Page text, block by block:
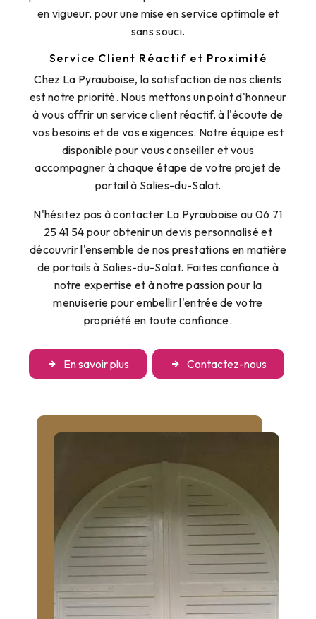
en vigueur, pour une mise en service optimale et
sans souci.
Service Client Réactif et Proximité
Chez La Pyrauboise, la satisfaction de nos clients
est notre priorité. Nous mettons un point d'honneur
à vous offrir un service client réactif, à l'écoute de
vos besoins et de vos exigences. Notre équipe est
disponible pour vous conseiller et vous
accompagner à chaque étape de votre projet de
portail à Salies-du-Salat.
N'hésitez pas à contacter La Pyrauboise au 06 71
25 41 54 pour obtenir un devis personnalisé et
découvrir l'ensemble de nos prestations en matière
de portails à Salies-du-Salat. Faites confiance à
notre expertise et à notre passion pour la
menuiserie pour embellir l'entrée de votre
propriété en toute confiance.
En savoir plus Contactez-nous